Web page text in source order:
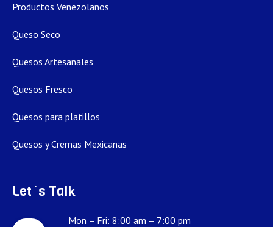
Productos Venezolanos
Queso Seco
Quesos Artesanales
Quesos Fresco
Quesos para platillos
Quesos y Cremas Mexicanas
Let´s Talk
Mon – Fri: 8:00 am – 7:00 pm